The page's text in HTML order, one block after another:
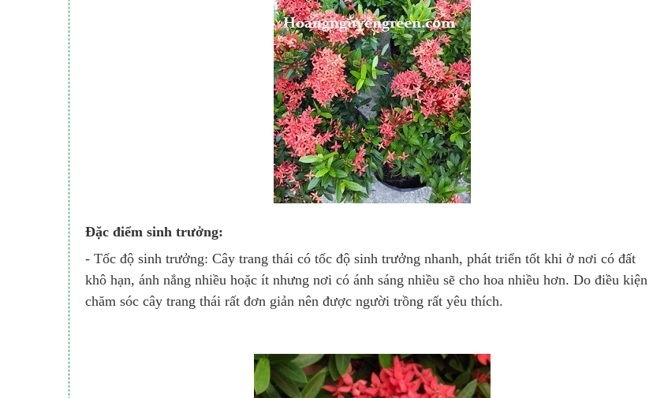
Đặc điểm sinh trưởng:
- Tốc độ sinh trưởng: Cây trang thái có tốc độ sinh trưởng nhanh, phát triển tốt khi ở nơi có đất
khô hạn, ánh nắng nhiều hoặc ít nhưng nơi có ánh sáng nhiều sẽ cho hoa nhiều hơn. Do điều kiện
chăm sóc cây trang thái rất đơn giản nên được người trồng rất yêu thích.